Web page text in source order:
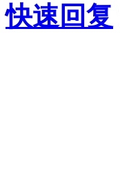
快速回复